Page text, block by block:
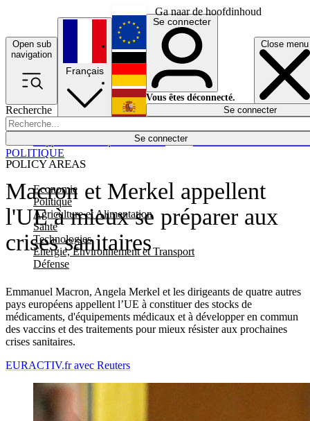
Ga naar de hoofdinhoud
Open sub
navigation
Close menu
Recherche
Se connecter
POLICY AREAS
Economie
Politique
Agriculture et Alimentation
Santé
Technologies
Energie, Environnement et Transport
Défense
Économie
Français
English
Deutsch
Español
Se connecter
Vous êtes déconnecté.
Se connecter
Macron et Merkel appellent
l'UE à mieux se préparer aux
crises sanitaires
Emmanuel Macron, Angela Merkel et les dirigeants de quatre autres
pays européens appellent l’UE à constituer des stocks de
médicaments, d'équipements médicaux et à développer en commun
des vaccins et des traitements pour mieux résister aux prochaines
crises sanitaires.
POLITIQUE
EURACTIV.fr avec Reuters